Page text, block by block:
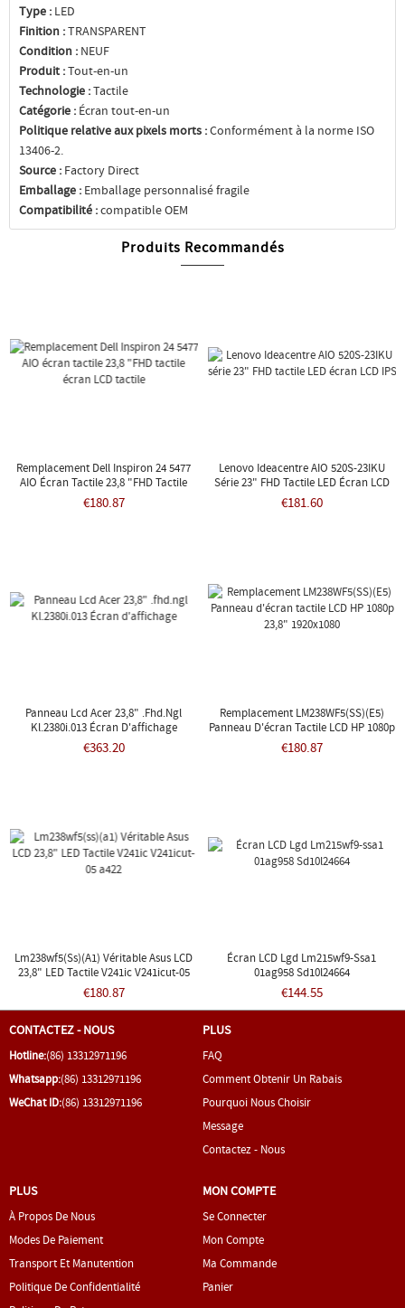
Type : LED
Finition :TRANSPARENT
Condition : NEUF
Produit :Tout-en-un
Technologie :Tactile
Catégorie : Écran tout-en-un
Politique relative aux pixels morts :Conformément à la norme ISO
13406-2.
Source : Factory Direct
Emballage : Emballage personnalisé fragile
Compatibilité :compatible OEM
Produits Recommandés
Remplacement Dell Inspiron 24 5477
AIO Écran Tactile 23,8 "FHD Tactile
Écran LCD Tactile
€180.87
Lenovo Ideacentre AIO 520S-23IKU
Série 23" FHD Tactile LED Écran LCD
IPS
€181.60
Panneau Lcd Acer 23,8" .fhd.ngl
Kl.2380i.013 Écran D'affichage
€363.20
Remplacement LM238WF5(SS)(E5)
Panneau D'écran Tactile LCD HP 1080p
23,8" 1920x1080
€180.87
Lm238wf5(ss)(a1) Véritable Asus LCD
23,8" LED Tactile V241ic V241icut-05
A422
€180.87
Écran LCD Lgd Lm215wf9-Ssa1
01ag958 Sd10l24664
€144.55
CONTACTEZ - NOUS
Hotline:(86) 13312971196
Whatsapp:(86) 13312971196
WeChat ID:(86) 13312971196
PLUS
FAQ
Comment Obtenir Un Rabais
Pourquoi Nous Choisir
Message
Contactez - Nous
PLUS
À Propos De Nous
Modes De Paiement
Transport Et Manutention
Politique De Confidentialité
MON COMPTE
Se Connecter
Mon Compte
Ma Commande
Panier